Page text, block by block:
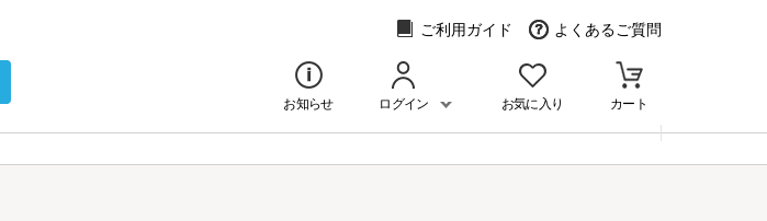
ご利用ガイド よくあるご質問
お知らせ ログイン お気に入り カート